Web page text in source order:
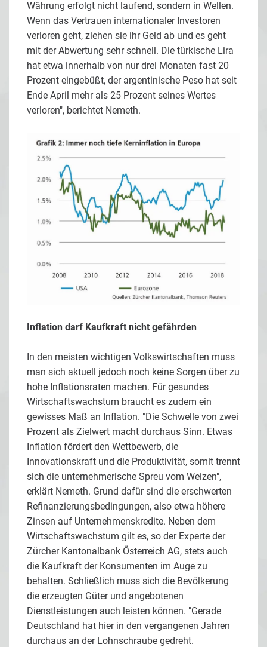
Währung erfolgt nicht laufend, sondern in Wellen.
Wenn das Vertrauen internationaler Investoren
verloren geht, ziehen sie ihr Geld ab und es geht
mit der Abwertung sehr schnell. Die türkische Lira
hat etwa innerhalb von nur drei Monaten fast 20
Prozent eingebüßt, der argentinische Peso hat seit
Ende April mehr als 25 Prozent seines Wertes
verloren", berichtet Nemeth.
Inflation darf Kaufkraft nicht gefährden
In den meisten wichtigen Volkswirtschaften muss
man sich aktuell jedoch noch keine Sorgen über zu
hohe Inflationsraten machen. Für gesundes
Wirtschaftswachstum braucht es zudem ein
gewisses Maß an Inflation. "Die Schwelle von zwei
Prozent als Zielwert macht durchaus Sinn. Etwas
Inflation fördert den Wettbewerb, die
Innovationskraft und die Produktivität, somit trennt
sich die unternehmerische Spreu vom Weizen",
erklärt Nemeth. Grund dafür sind die erschwerten
Refinanzierungsbedingungen, also etwa höhere
Zinsen auf Unternehmenskredite. Neben dem
Wirtschaftswachstum gilt es, so der Experte der
Zürcher Kantonalbank Österreich AG, stets auch
die Kaufkraft der Konsumenten im Auge zu
behalten. Schließlich muss sich die Bevölkerung
die erzeugten Güter und angebotenen
Dienstleistungen auch leisten können. "Gerade
Deutschland hat hier in den vergangenen Jahren
durchaus an der Lohnschraube gedreht.